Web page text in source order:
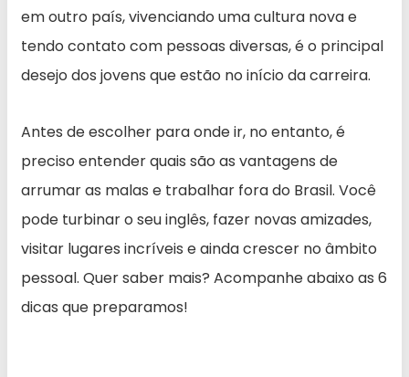
em outro país, vivenciando uma cultura nova e
tendo contato com pessoas diversas, é o principal
desejo dos jovens que estão no início da carreira.
Antes de escolher para onde ir, no entanto, é
preciso entender quais são as vantagens de
arrumar as malas e trabalhar fora do Brasil. Você
pode turbinar o seu inglês, fazer novas amizades,
visitar lugares incríveis e ainda crescer no âmbito
pessoal. Quer saber mais? Acompanhe abaixo as 6
dicas que preparamos!